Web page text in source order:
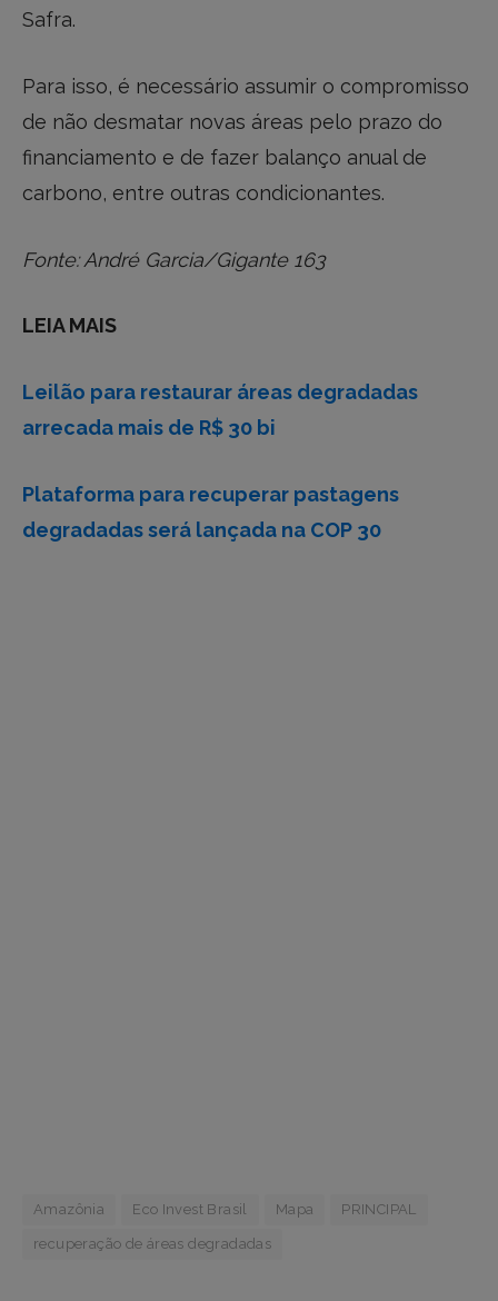
Safra.
Para isso, é necessário assumir o compromisso
de não desmatar novas áreas pelo prazo do
financiamento e de fazer balanço anual de
carbono, entre outras condicionantes.
Fonte: André Garcia/Gigante 163
LEIA MAIS
Leilão para restaurar áreas degradadas
arrecada mais de R$ 30 bi
Plataforma para recuperar pastagens
degradadas será lançada na COP 30
Amazônia Eco Invest Brasil Mapa PRINCIPAL
recuperação de áreas degradadas